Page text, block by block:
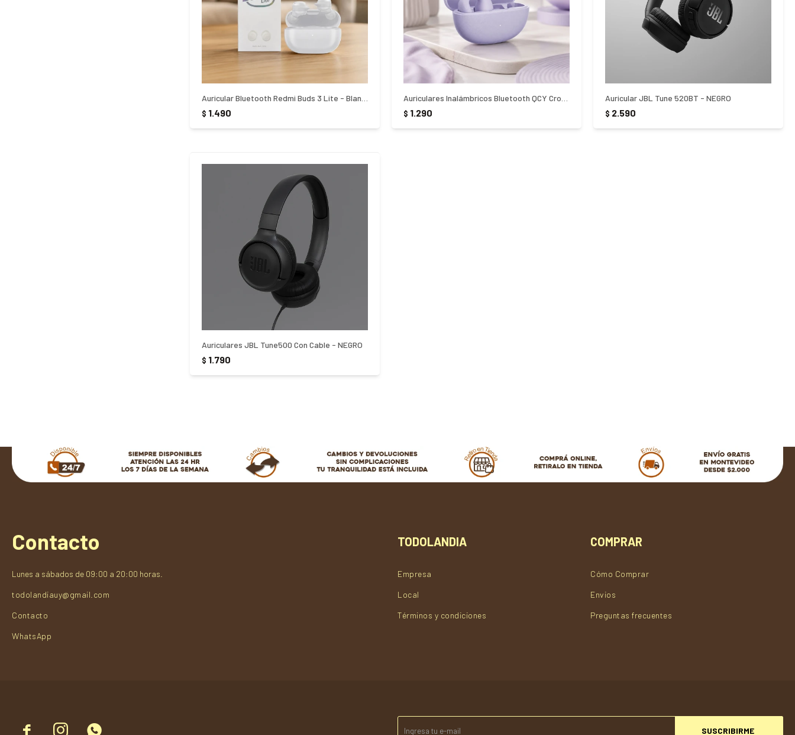
$ 1.490 $ 1.290
Auricular JBL Tune 520BT - NEGRO
$ 2.590
Auriculares JBL Tune500 Con Cable - NEGRO
$ 1.790
   SUSCRIBIRME
Contacto
Lunes a sábados de 09:00 a 20:00 horas.
todolandiauy@gmail.com
Contacto
WhatsApp
TODOLANDIA
Empresa
Local
Términos y condiciones
COMPRAR
Cómo Comprar
Envios
Preguntas frecuentes